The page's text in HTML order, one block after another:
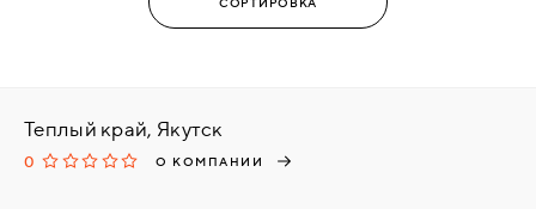
Теплый край, Якутск
0 О КОМПАНИИ